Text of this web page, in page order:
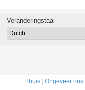
Veranderingstaal
Thuis| Ongeveer ons|